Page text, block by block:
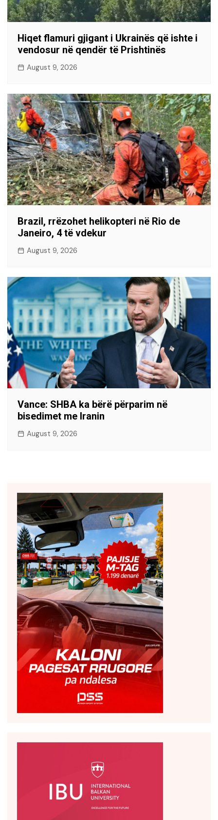
Hiqet flamuri gjigant i Ukrainës që ishte i
vendosur në qendër të Prishtinës
August 9, 2026
Brazil, rrëzohet helikopteri në Rio de
Janeiro, 4 të vdekur
August 9, 2026
Vance: SHBA ka bërë përparim në
bisedimet me Iranin
August 9, 2026